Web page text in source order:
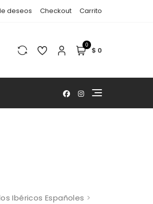
deseos Checkout Carrito
0
$ 0
Ibéricos Españoles >